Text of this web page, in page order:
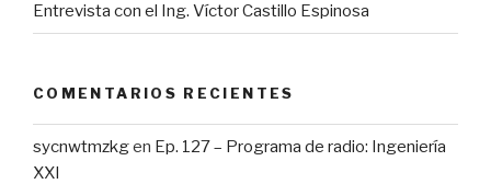
Entrevista con el Ing. Víctor Castillo Espinosa
COMENTARIOS RECIENTES
sycnwtmzkgen Ep. 127 – Programa de radio: Ingeniería
XXI